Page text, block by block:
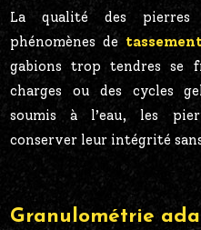
La qualité des
phénomènes de
gabions trop tendres se
charges ou des cycles
soumis à l’eau, les
conserver leur intégrité
Granulométrie